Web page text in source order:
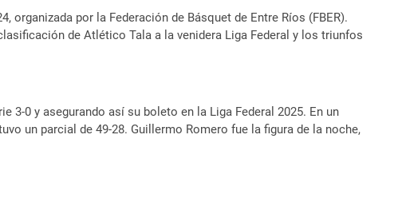
por la Federación de Básquet de Entre Ríos (FBER).
de Atlético Tala a la venidera Liga Federal y los triunfos
0 y asegurando así su boleto en la Liga Federal 2025. En un
un parcial de 49-28. Guillermo Romero fue la figura de la noche,